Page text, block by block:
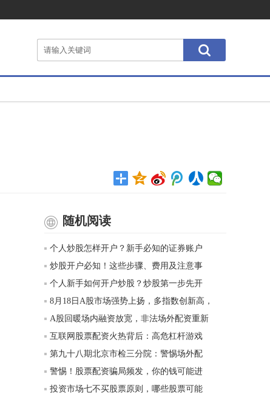
随机阅读
个人炒股怎样开户？新手必知的证券账户
炒股开户必知！这些步骤、费用及注意事
个人新手如何开户炒股？炒股第一步先开
8月18日A股市场强势上扬，多指数创新高，
A股回暖场内融资放宽，非法场外配资重新
互联网股票配资火热背后：高危杠杆游戏
第九十八期北京市检三分院：警惕场外配
警惕！股票配资骗局频发，你的钱可能进
投资市场七不买股票原则，哪些股票可能